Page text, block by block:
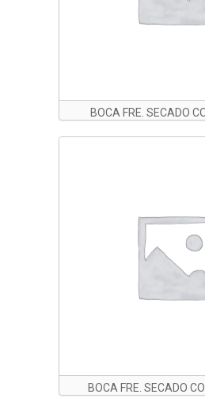
BOCA FRE. SECADO
BOCA FRE. SECADO